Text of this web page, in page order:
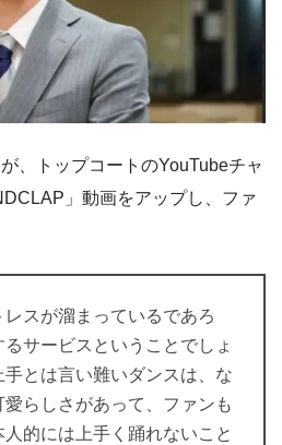
、トップコートのYouTubeチャ
」動画をアップし、ファ
レスが溜まっているであろ
サービスということでしょ
手とは言い難いダンスは、な
らしさがあって、ファンも
的には上手く踊れないこと